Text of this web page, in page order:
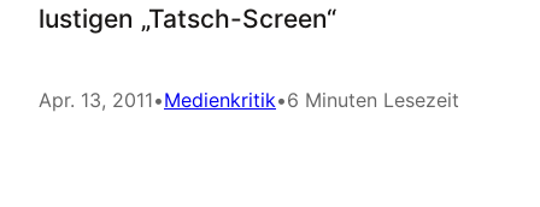
lustigen „Tatsch-Screen“
Apr. 13, 2011•Medienkritik•6 Minuten Lesezeit